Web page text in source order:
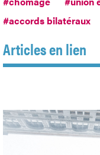
#accords bilatéraux
Articles en lien